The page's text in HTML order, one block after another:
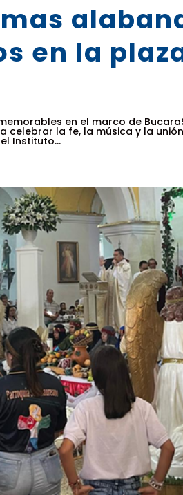
en la
en el marco de
celebrar la fe, la música y la
Instituto...